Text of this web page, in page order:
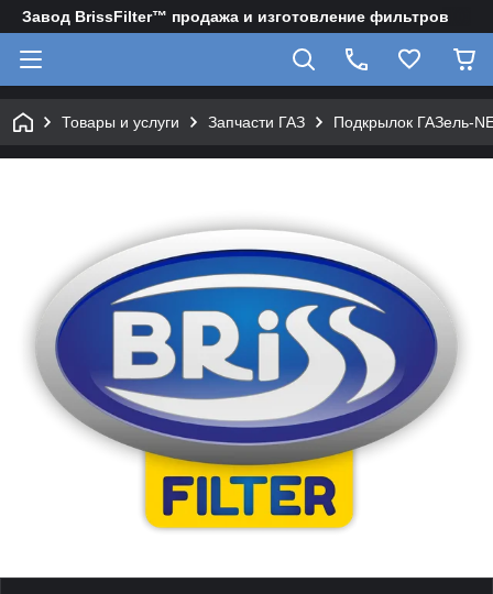
Завод BrissFilter™ продажа и изготовление фильтров
Товары и услуги Запчасти ГАЗ Подкрылок ГАЗель-